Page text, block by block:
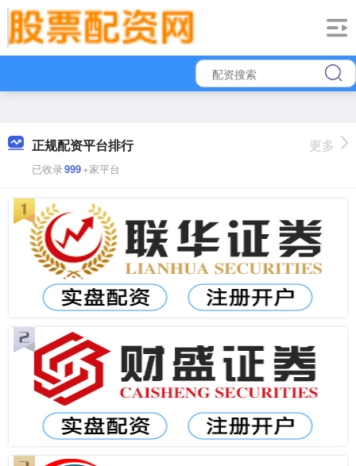
正规配资平台排行
已收录999+家平台
更多